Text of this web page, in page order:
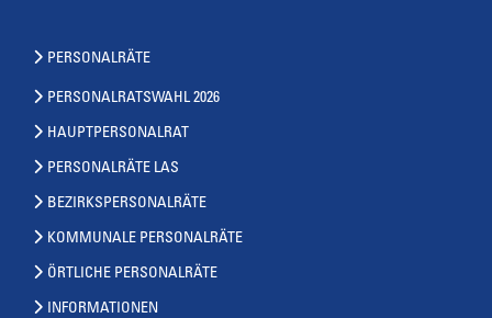
PERSONALRÄTE
PERSONALRATSWAHL 2026
HAUPTPERSONALRAT
PERSONALRÄTE LAS
BEZIRKSPERSONALRÄTE
KOMMUNALE PERSONALRÄTE
ÖRTLICHE PERSONALRÄTE
INFORMATIONEN